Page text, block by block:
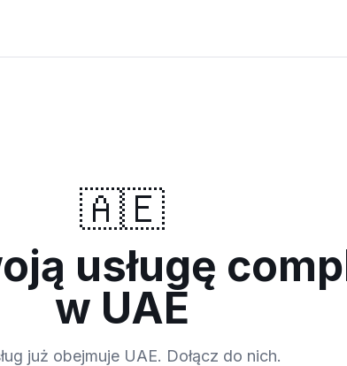
🇦🇪
usługę
w UAE
już obejmuje UAE. Dołącz do nich.